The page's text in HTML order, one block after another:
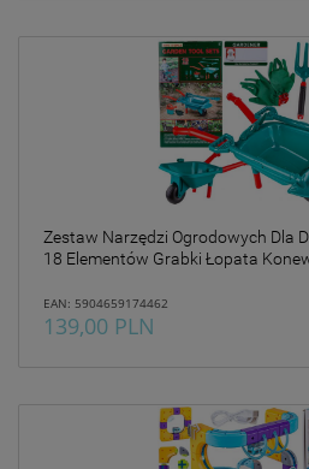
Zestaw Narzędzi Ogrodowych Dla
18 Elementów Grabki Łopata
EAN: 5904659174462
139,00 PLN